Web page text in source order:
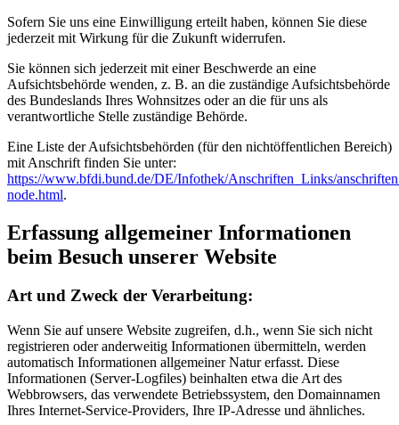
Sofern Sie uns eine Einwilligung erteilt haben, können Sie diese
jederzeit mit Wirkung für die Zukunft widerrufen.
Sie können sich jederzeit mit einer Beschwerde an eine
Aufsichtsbehörde wenden, z. B. an die zuständige Aufsichtsbehörde
des Bundeslands Ihres Wohnsitzes oder an die für uns als
verantwortliche Stelle zuständige Behörde.
Eine Liste der Aufsichtsbehörden (für den nichtöffentlichen Bereich)
mit Anschrift finden Sie unter:
https://www.bfdi.bund.de/DE/Infothek/Anschriften_Links/
node.html.
Erfassung allgemeiner Informationen
beim Besuch unserer Website
Art und Zweck der Verarbeitung:
Wenn Sie auf unsere Website zugreifen, d.h., wenn Sie sich nicht
registrieren oder anderweitig Informationen übermitteln, werden
automatisch Informationen allgemeiner Natur erfasst. Diese
Informationen (Server-Logfiles) beinhalten etwa die Art des
Webbrowsers, das verwendete Betriebssystem, den Domainnamen
Ihres Internet-Service-Providers, Ihre IP-Adresse und ähnliches.